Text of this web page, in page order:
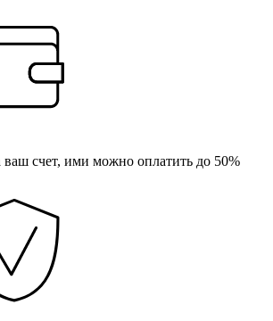
ваш счет, ими можно оплатить до 50%